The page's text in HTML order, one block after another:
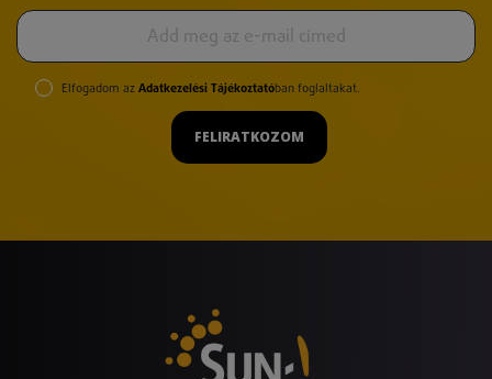
Elfogadom az Adatkezelési Tájékoztatóban foglaltakat.
FELIRATKOZOM